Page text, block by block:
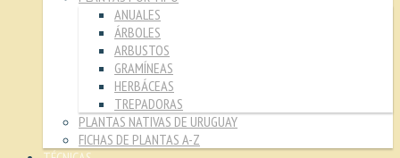
ANUALES
ÁRBOLES
ARBUSTOS
GRAMÍNEAS
HERBÁCEAS
TREPADORAS
PLANTAS NATIVAS DE URUGUAY
FICHAS DE PLANTAS A-Z